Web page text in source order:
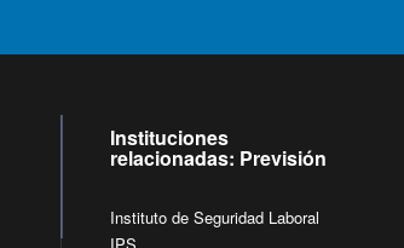
Instituciones
relacionadas: Previsión
Instituto de Seguridad Laboral
IPS